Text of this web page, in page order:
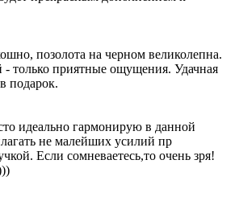
позолота на черном великолепна.
- только приятные ощущения. Удачная
подарок.
идеально гармонирую в данной
не малейших усилий пр
Если сомневаетесь,то очень зря!